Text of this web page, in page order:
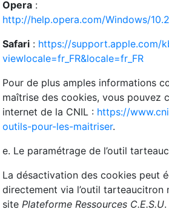
Opera :
http://help.opera.com/Windows/
Safari : https://support.apple.com/
viewlocale=fr_FR&locale=fr_FR
Pour de plus amples informations
maîtrise des cookies, vous pouvez
internet de la CNIL : https://
outils-pour-les-maitriser.
e. Le paramétrage de l’outil
La désactivation des cookies peut
directement via l’outil tarteaucitron
site Plateforme Ressources C.E.S.U